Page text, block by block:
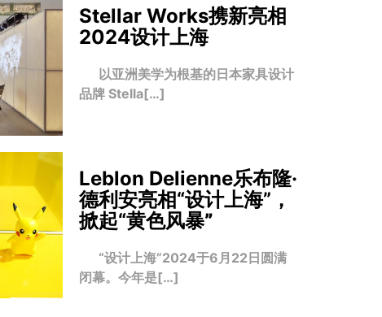
Stellar Works携新亮相
2024设计上海
以亚洲美学为根基的日本家具设计
品牌 Stella[…]
Leblon Delienne乐布隆·
德利安亮相“设计上海”，
掀起“黄色风暴”
“设计上海”2024于6月22日圆满
闭幕。今年是[…]